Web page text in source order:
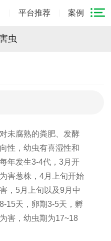
平台推荐 案例
虫
未腐熟的粪肥、发酵
性，幼虫有喜湿性和
年发生3-4代，3月开
害葱株，4月上旬开始
，5月上旬以及9月中
15天，卵期3-5天，孵
害，幼虫期为17~18